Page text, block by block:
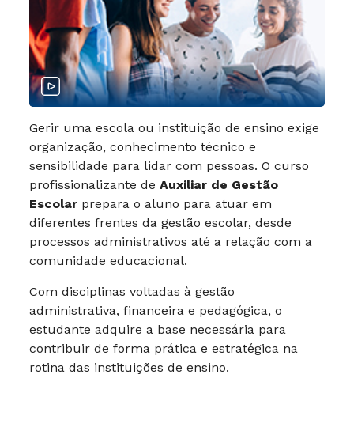
Gerir uma escola ou instituição de ensino exige
organização, conhecimento técnico e
sensibilidade para lidar com pessoas. O curso
profissionalizante de Auxiliar de Gestão
Escolar prepara o aluno para atuar em
diferentes frentes da gestão escolar, desde
processos administrativos até a relação com a
comunidade educacional.
Com disciplinas voltadas à gestão
administrativa, financeira e pedagógica, o
estudante adquire a base necessária para
contribuir de forma prática e estratégica na
rotina das instituições de ensino.